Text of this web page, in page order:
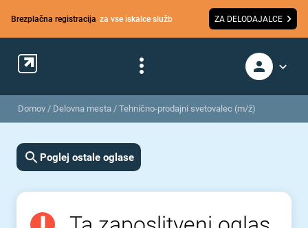
Brezplačna registracija za vse iskalce služb ZA DELODAJALCE
Domov / Delovna mesta / Tehnično-prodajni svetovalec (m/ž)
Poglej ostale oglase